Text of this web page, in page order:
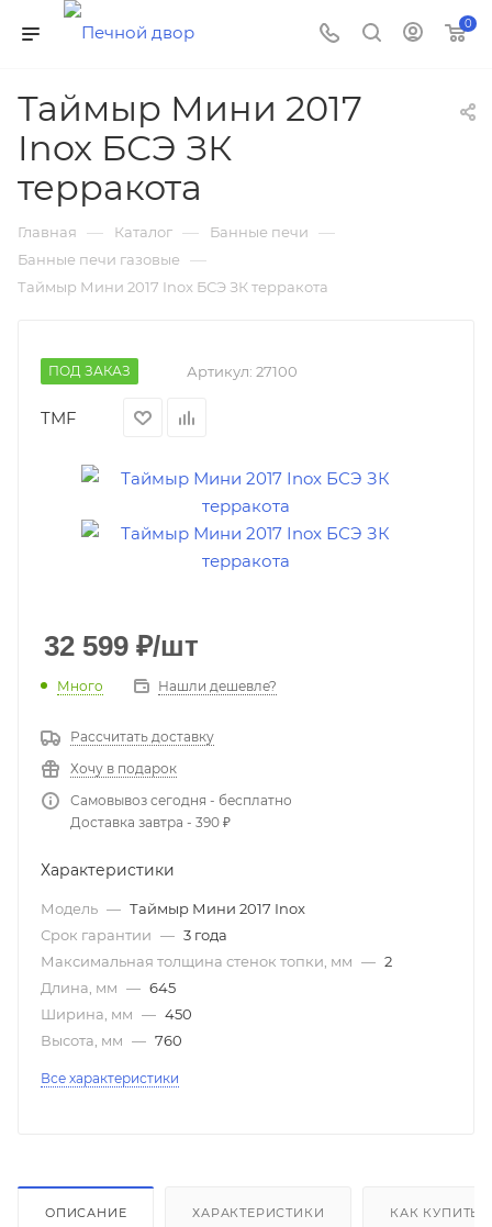
0
Таймыр Мини 2017
Inox БСЭ ЗК
терракота
Главная — Каталог — Банные печи —
Банные печи газовые —
Таймыр Мини 2017 Inox БСЭ ЗК терракота
ПОД ЗАКАЗ Артикул: 27100
TMF
32 599 ₽/шт
Много Нашли дешевле?
Рассчитать доставку
Хочу в подарок
Самовывоз сегодня - бесплатно
Доставка завтра - 390 ₽
Характеристики
Модель — Таймыр Мини 2017 Inox
Срок гарантии — 3 года
Максимальная толщина стенок топки, мм — 2
Длина, мм — 645
Ширина, мм — 450
Высота, мм — 760
Все характеристики
ОПИСАНИЕ ХАРАКТЕРИСТИКИ КАК КУПИТЬ